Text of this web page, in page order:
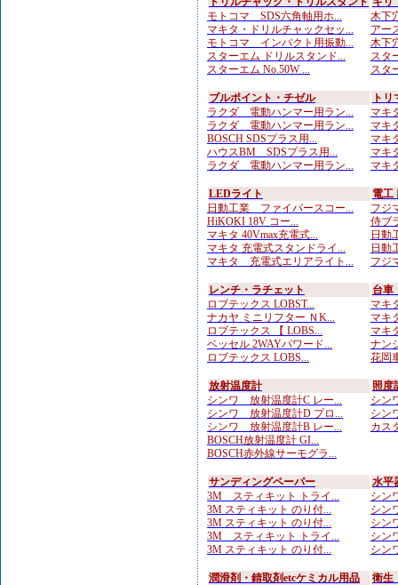
モトコマ SDS六角軸用ホ...
マキタ・ドリルチャックセッ...
モトコマ インパクト用振動...
スターエム ドリルスタンド...
スターエム No.50W ...
木下
アー
木下
スタ
スタ
ブルポイント・チゼル
ラクダ 電動ハンマー用ラン...
ラクダ 電動ハンマー用ラン...
BOSCH SDSプラス用...
ハウスBM SDSプラス用...
ラクダ 電動ハンマー用ラン...
ト
マキ
マキ
マキ
マキ
マキ
LEDライト
日動工業 ファイバースコー...
HiKOKI 18V コー...
マキタ 40Vmax充電式...
マキタ 充電式スタンドライ...
マキタ 充電式エリアライト...
電工
フジ
侍ブ
日動
日動
フジ
レンチ・ラチェット
ロブテックス LOBST...
ナカヤ ミニリフター ＮK...
ロブテックス 【 LOBS...
ベッセル 2WAYパワード...
ロブテックス LOBS...
台車
マキ
マキ
マキ
ナン
花岡
放射温度計
シンワ 放射温度計C レー...
シンワ 放射温度計D プロ...
シンワ 放射温度計B レー...
BOSCH放射温度計 GI...
BOSCH赤外線サーモグラ...
照度
シン
シン
カス
サンディングペーパー
3M スティキット トライ...
3M スティキット のり付...
3M スティキット のり付...
3M スティキット トライ...
3M スティキット のり付...
水平
シン
シン
シン
シン
シン
潤滑剤・錆取剤etcケミカル用品
衛生